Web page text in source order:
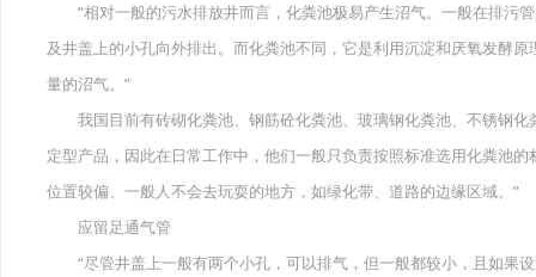
使用成都玻璃钢化粪池的七大好处你都记住了吗？
“相对一般的污水排放井而言，化粪池极易产生沼气。一般在排污
及井盖上的小孔向外排出。而化粪池不同，它是利用沉淀和厌氧发酵
量的沼气。”
我国目前有砖砌化粪池、钢筋砼化粪池、玻璃钢化粪池、不锈钢化
定型产品，因此在日常工作中，他们一般只负责按照标准选用化粪池
位置较偏、一般人不会去玩耍的地方，如绿化带、道路的边缘区域。”
应留足通气管
“尽管井盖上一般有两个小孔，可以排气，但一般都较小，且如果